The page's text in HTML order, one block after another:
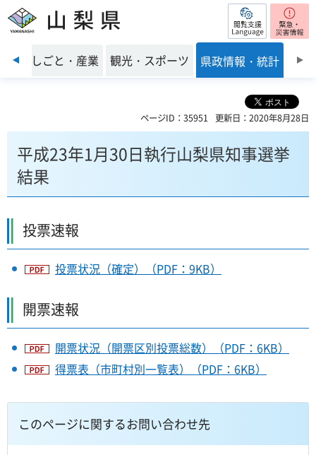
山梨県 閲覧支援
前のスライドを表示
境 しごと・産業 観光・スポーツ 県政情報・統計
ページID：35951 更新日：2020年8月28日
平成23年1月30日執行山梨県知事選挙
結果
投票速報
投票状況（確定）（PDF：9KB）
開票速報
開票状況（開票区別投票総数）（PDF：6KB）
得票表（市町村別一覧表）（PDF：6KB）
このページに関するお問い合わせ先